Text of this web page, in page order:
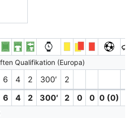
Qualifikation (Europa)
6 4 2 300′
2
6
4 2 300′ 2 0 0 0 (0)